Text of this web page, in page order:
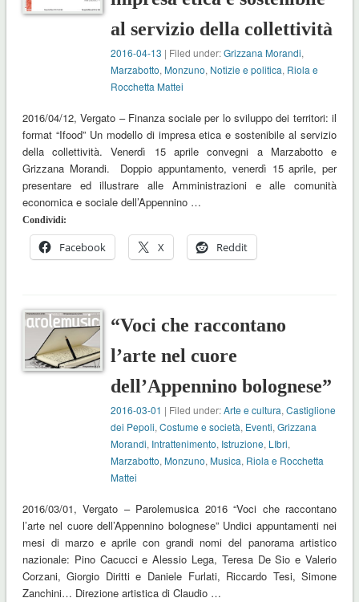
al servizio della collettività
2016-04-13 | Filed under:Grizzana Morandi,
Marzabotto,Monzuno, Notizie e politica, Riola e
Rocchetta Mattei
2016/04/12, Vergato – Finanza sociale per lo sviluppo dei territori: il
format “Ifood” Un modello di impresa etica e sostenibile al servizio
della collettività. Venerdì 15 aprile convegni a Marzabotto e
Grizzana Morandi. Doppio appuntamento, venerdì 15 aprile, per
presentare ed illustrare alle Amministrazioni e alle comunità
economica e sociale dell’Appennino …
Condividi:
Facebook X Reddit
“Voci che raccontano
l’arte nel cuore
dell’Appennino bolognese”
2016-03-01 | Filed under:Arte e cultura,Castiglione
dei Pepoli,Costume e società, Eventi,Grizzana
Morandi, Intrattenimento, Istruzione, LIbri,
Marzabotto,Monzuno,Musica, Riola e Rocchetta
Mattei
2016/03/01, Vergato – Parolemusica 2016 “Voci che raccontano
l’arte nel cuore dell’Appennino bolognese” Undici appuntamenti nei
mesi di marzo e aprile con grandi nomi del panorama artistico
nazionale: Pino Cacucci e Alessio Lega, Teresa De Sio e Valerio
Corzani, Giorgio Diritti e Daniele Furlati, Riccardo Tesi, Simone
Zanchini… Direzione artistica di Claudio …